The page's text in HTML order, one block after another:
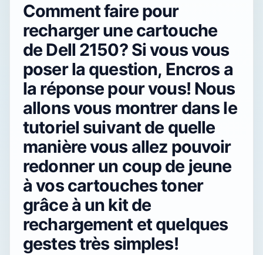
Comment faire pour
recharger une cartouche
de Dell 2150? Si vous vous
poser la question, Encros a
la réponse pour vous! Nous
allons vous montrer dans le
tutoriel suivant de quelle
manière vous allez pouvoir
redonner un coup de jeune
à vos cartouches toner
grâce à un kit de
rechargement et quelques
gestes très simples!